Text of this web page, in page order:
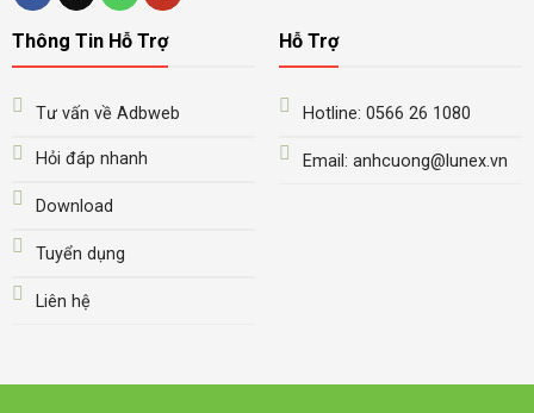
Thông Tin Hỗ Trợ
Tư vấn về Adbweb
Hỏi đáp nhanh
Download
Tuyển dụng
Liên hệ
Hỗ Trợ
Hotline: 0566 26 1080
Email: anhcuong@lunex.vn